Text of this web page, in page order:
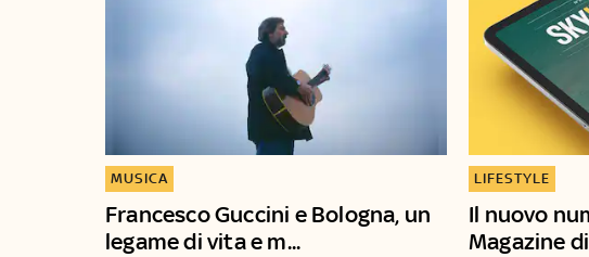
Francesco Guccini e Bologna, un
legame di vita e m...
MUSICA
Il nuovo
Magazine
LIFESTYLE